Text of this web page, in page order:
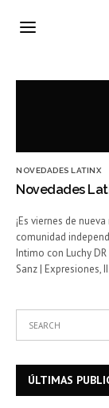
NOVEDADES LATINX
Novedades
¡Es viernes de
comunidad
Intimo con Luchy
Sanz | Expresiones,
ÚLTIMAS